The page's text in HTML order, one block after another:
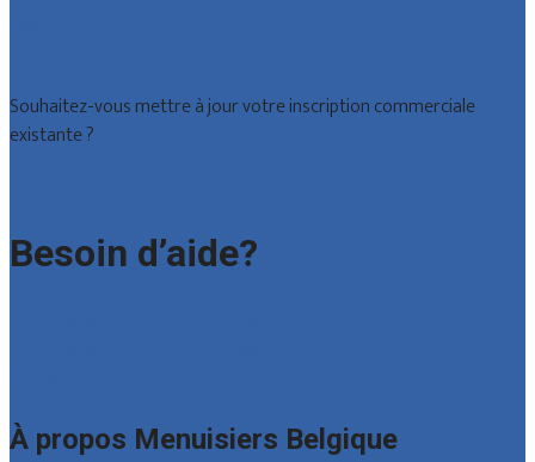
Souhaitez-vous mettre à jour votre inscription commerciale
existante ?
Besoin d’aide?
À propos Menuisiers Belgique